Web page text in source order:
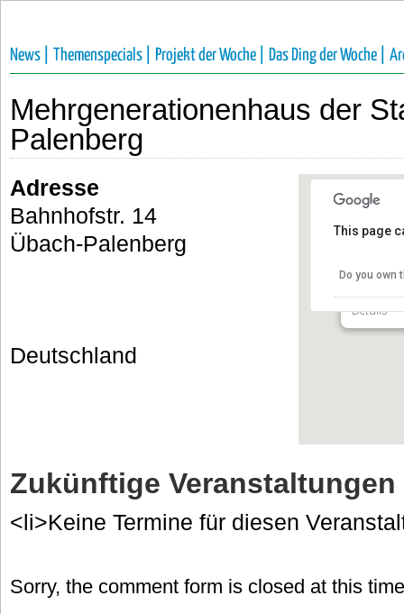
News | Themenspecials | Projekt der Woche | Das Ding der Woche |
Mehrgenerationenhaus der
Palenberg
Details
This page
Do you own
Adresse
Bahnhofstr. 14
Übach-Palenberg
Deutschland
Zukünftige Veranstaltungen
<li>Keine Termine für diesen
Sorry, the comment form is closed at this